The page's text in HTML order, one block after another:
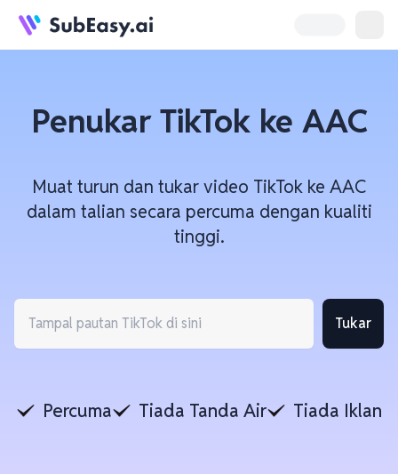
Penukar TikTok ke AAC
Muat turun dan tukar video TikTok ke AAC
dalam talian secara percuma dengan kualiti
tinggi.
Tukar
Percuma Tiada Tanda Air Tiada Iklan